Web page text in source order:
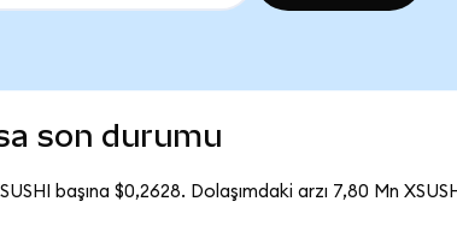
son durumu
başına $0,2628. Dolaşımdaki arzı 7,80 Mn